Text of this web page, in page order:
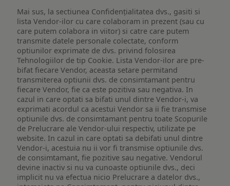
Mai sus, la sectiunea Confidențialitatea dvs., gasiti si
lista Vendor-ilor cu care colaboram in prezent (sau cu
care putem colabora in viitor) si catre care putem
transmite datele personale colectate, conform
optiunilor exprimate de dvs. privind folosirea
Tehnologiilor de tip Cookie. Lista Vendor-ilor are pre-
bifat fiecare Vendor, aceasta setare permitand
transmiterea optiunii dvs. de consimtamant pentru
fiecare Vendor, fie ca este pozitiva sau negativa. In
cazul in care optati sa bifati unul dintre Vendor-i, va
exprimati acordul ca acestui Vendor sa ii fie transmise
optiunile dvs. de consimtamant pentru toate Scopurile
de Prelucrare ale Vendor-ului respectiv, utilizate pe
website. In cazul in care optati sa debifati unul dintre
Vendor-i, acestuia nu ii vor fi transmise optiunile dvs.
de consimtamant, fie pozitive sau negative. Vendorul
devine inactiv si nu va cunoaste optiunile dvs., deci
implicit nu va efectua nicio Prelucrare a datelor dvs.,